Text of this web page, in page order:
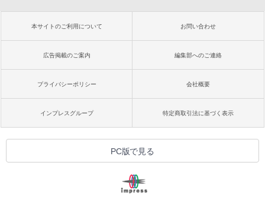
本サイトのご利用について お問い合わせ
広告掲載のご案内 編集部へのご連絡
プライバシーポリシー 会社概要
インプレスグループ 特定商取引法に基づく表示
PC版で見る